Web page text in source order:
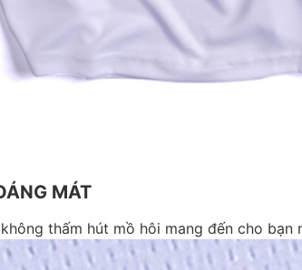
MÁT
thấm hút mồ hôi mang đến cho